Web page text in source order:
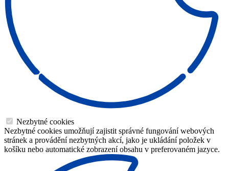
Nezbytné cookies
Nezbytné cookies umožňují zajistit správné fungování webových
stránek a provádění nezbytných akcí, jako je ukládání položek v
košíku nebo automatické zobrazení obsahu v preferovaném jazyce.